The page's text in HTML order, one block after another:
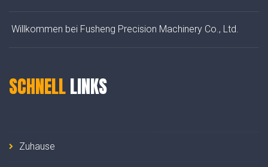
Willkommen bei Fusheng Precision Machinery Co., Ltd.
SCHNELLLINKS
Zuhause